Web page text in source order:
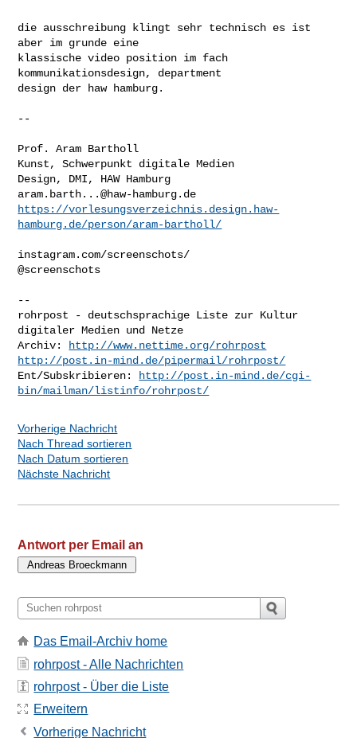
die ausschreibung klingt sehr technisch es ist
aber im grunde eine
klassische video position im fach
kommunikationsdesign, department
design der haw hamburg.
--
Prof. Aram Bartholl
Kunst, Schwerpunkt digitale Medien
aram.barth...@haw-hamburg.de
https://vorlesungsverzeichnis.design.haw-
hamburg.de/person/aram-bartholl/
instagram.com/screenschots/
@screenschots
--
rohrpost - deutschsprachige Liste zur Kultur
digitaler Medien und Netze
Archiv:
http://www.nettime.org/rohrpost
http://post.in-mind.de/pipermail/rohrpost/
Ent/Subskribieren:
http://post.in-mind.de/cgi-
bin/mailman/listinfo/rohrpost/
Vorherige Nachricht
Nach Thread sortieren
Nach Datum sortieren
Nächste Nachricht
Antwort per Email an
Das Email-Archiv home
rohrpost - Alle Nachrichten
rohrpost - Über die Liste
Erweitern
Vorherige Nachricht